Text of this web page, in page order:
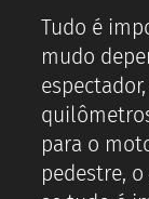
Tudo é
mudo
para o
pedestre,